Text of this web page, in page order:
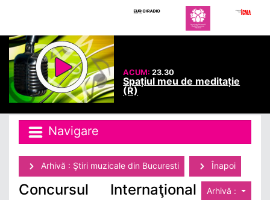
ACUM:23.30
Spațiul meu de meditație
(R)
Navigare
Arhivă : Ştiri muzicale din Bucuresti Înapoi
Arhivă :
Concursul Internaţional